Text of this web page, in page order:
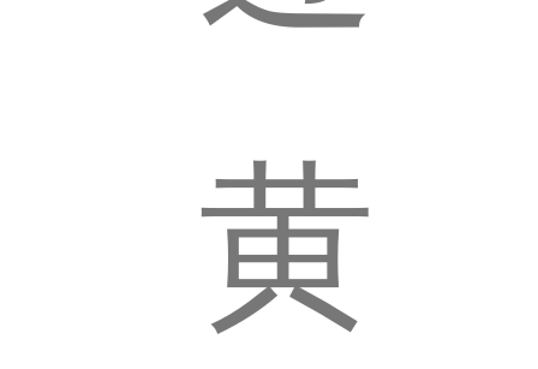
恋
简
黄